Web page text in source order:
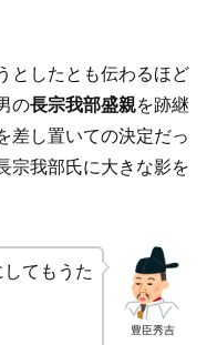
としたとも伝わるほど
の長宗我部盛親を跡継
差し置いての決定だっ
宗我部氏に大きな影を
豊臣秀吉
てもうた